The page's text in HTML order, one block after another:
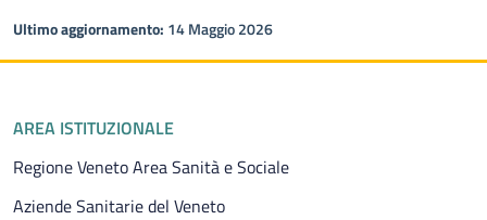
Ultimo aggiornamento: 14 Maggio 2026
Piè di pagina
AREA ISTITUZIONALE
Regione Veneto Area Sanità e Sociale
Aziende Sanitarie del Veneto